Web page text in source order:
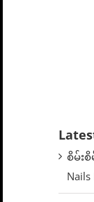
စိမ်း
Nails